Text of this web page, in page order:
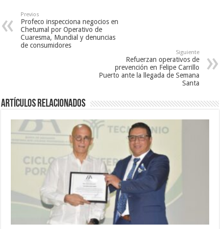
Previos
Profeco inspecciona negocios en
Chetumal por Operativo de
Cuaresma, Mundial y denuncias
de consumidores
Siguiente
Refuerzan operativos de
prevención en Felipe Carrillo
Puerto ante la llegada de Semana
Santa
Artículos relacionados